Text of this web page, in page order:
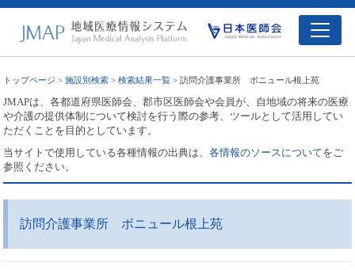
トップページ >施設別検索 >検索結果一覧 > 訪問介護事業所 ボニュール根上苑
JMAPは、各都道府県医師会、郡市区医師会や会員が、自地域の将来の医療
や介護の提供体制について検討を行う際の参考、ツールとして活用してい
ただくことを目的としています。
当サイトで使用している各種情報の出典は、各情報のソースについてをご
参照ください。
訪問介護事業所 ボニュール根上苑